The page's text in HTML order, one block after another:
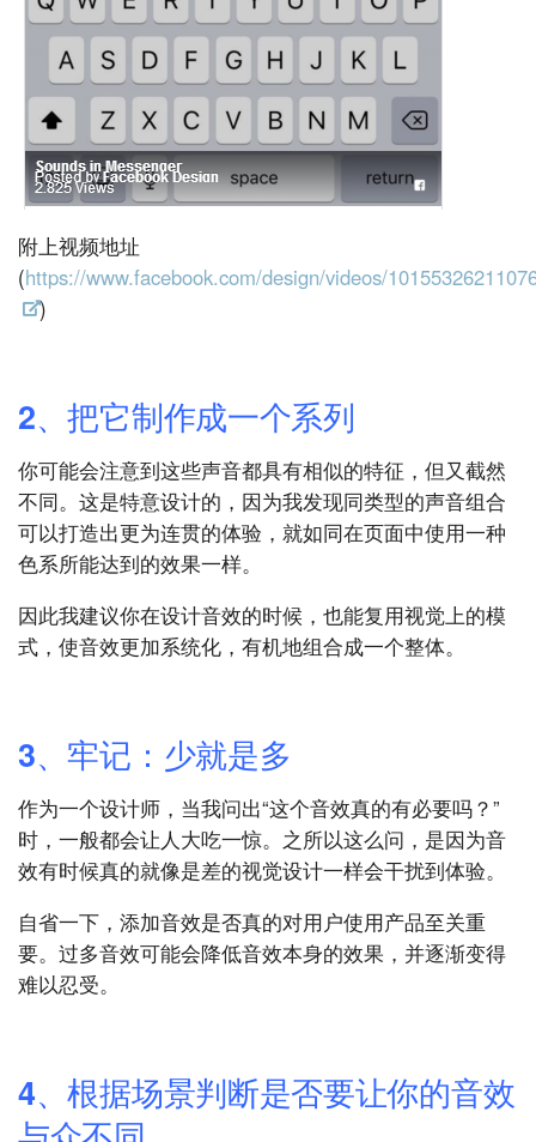
附上视频地址
(https://www.facebook.com/design/videos/
)
2、把它制作成一个系列
你可能会注意到这些声音都具有相似的特征，但又截然
不同。这是特意设计的，因为我发现同类型的声音组合
可以打造出更为连贯的体验，就如同在页面中使用一种
色系所能达到的效果一样。
因此我建议你在设计音效的时候，也能复用视觉上的模
式，使音效更加系统化，有机地组合成一个整体。
3、牢记：少就是多
作为一个设计师，当我问出“这个音效真的有必要吗？”
时，一般都会让人大吃一惊。之所以这么问，是因为音
效有时候真的就像是差的视觉设计一样会干扰到体验。
自省一下，添加音效是否真的对用户使用产品至关重
要。过多音效可能会降低音效本身的效果，并逐渐变得
难以忍受。
4、根据场景判断是否要让你的音效